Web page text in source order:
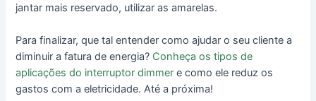
jantar mais reservado, utilizar as amarelas.
Para finalizar, que tal entender como ajudar o seu cliente a
diminuir a fatura de energia? Conheça os tipos de
aplicações do interruptor dimmer e como ele reduz os
gastos com a eletricidade. Até a próxima!